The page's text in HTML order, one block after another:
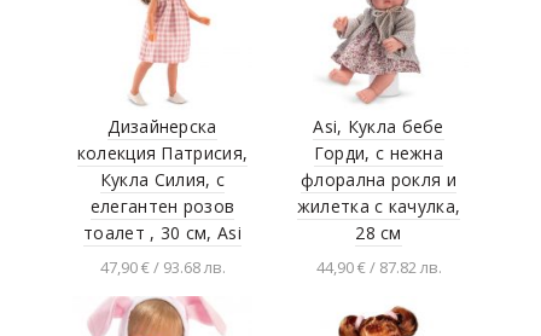
Дизайнерска
колекция Патрисия,
Кукла Силия, с
елегантен розов
тоалет , 30 см, Asi
47,90 € / 93.68 лв.
Добавяне в
количката
Asi, Кукла бебе
Горди, с нежна
флорална рокля и
жилетка с качулка,
28 см
44,90 € / 87.82 лв.
Добавяне в
количката